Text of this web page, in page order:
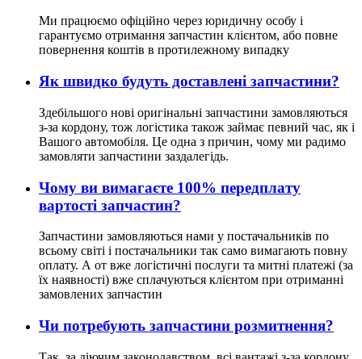
Ми працюємо офіційно через юридичну особу і
гарантуємо отримання запчастин клієнтом, або повне
повернення коштів в протилежному випадку
Як швидко будуть доставлені запчастини?
Здебільшого нові оригінальні запчастини замовляються
з-за кордону, тож логістика також займає певний час, як і
Вашого автомобіля. Це одна з причин, чому ми радимо
замовляти запчастини заздалегідь.
Чому ви вимагаєте 100% передплату
вартості запчастин?
Запчастини замовляються нами у постачальників по
всьому світі і постачальники так само вимагають повну
оплату. А от вже логістичні послуги та митні платежі (за
їх наявності) вже сплачуються клієнтом при отриманні
замовлених запчастин
Чи потребують запчастини розмитнення?